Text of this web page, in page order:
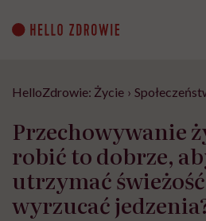
content
HelloZdrowie: Życie ›
Przechowywanie
robić to dobrze,
utrzymać
wyrzucać